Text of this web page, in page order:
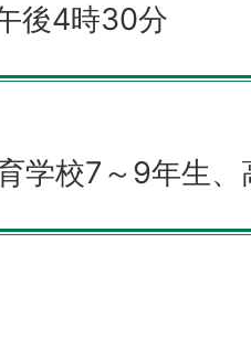
後4時30分
学校7～9年生